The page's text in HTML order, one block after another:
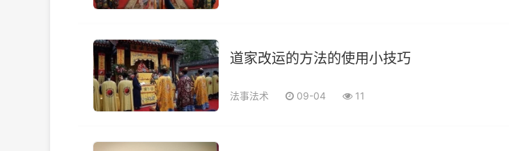
道家改运的方法的使用小技巧
法事法术 09-04 11